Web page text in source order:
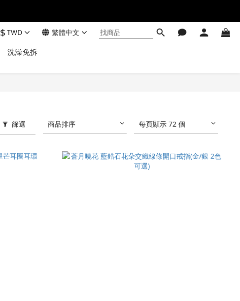
$TWD 繁體中文
洗澡免拆
篩選 商品排序 每頁顯示 72 個